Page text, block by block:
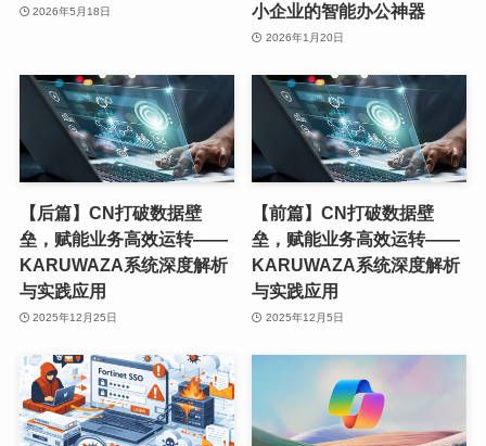
2026年5月18日
小企业的智能办公神器
2026年1月20日
【后篇】CN打破数据壁
垒，赋能业务高效运转——
KARUWAZA系统深度解析
与实践应用
2025年12月25日
【前篇】CN打破数据壁
垒，赋能业务高效运转——
KARUWAZA系统深度解析
与实践应用
2025年12月5日